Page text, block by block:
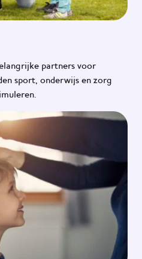
partners voor
sport, onderwijs en zorg